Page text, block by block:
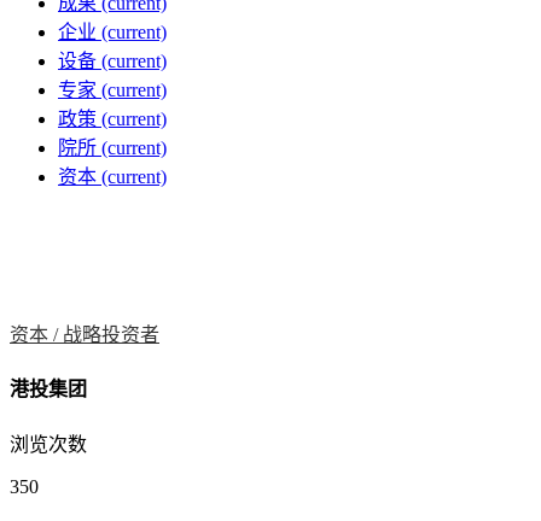
企业 (current)
设备 (current)
专家 (current)
政策 (current)
院所 (current)
资本 (current)
资本 / 战略投资者
港投集团
浏览次数
350